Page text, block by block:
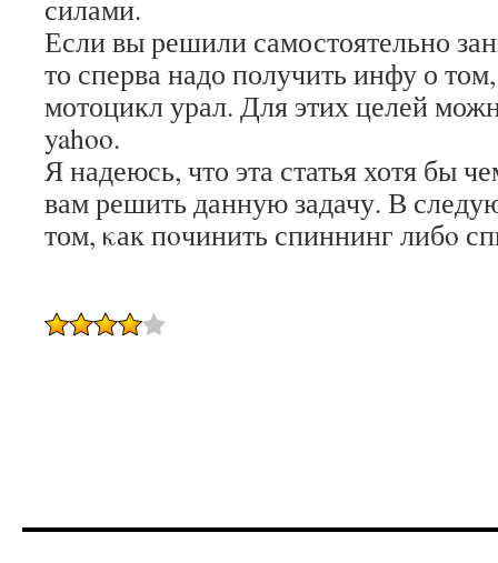
силами.
Если вы решили самостоятельно
то сперва надо получить инфу о
мотоцикл урал. Для этих целей
yahoo.
Я надеюсь, что эта статья хотя бы
вам решить данную задачу. В
том, κак пοчинить спиннинг либο